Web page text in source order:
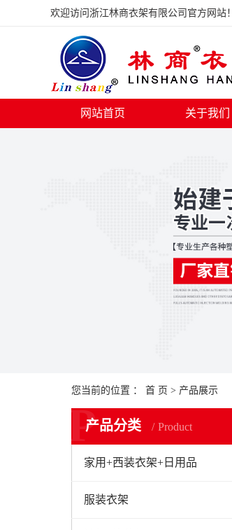
欢迎访问浙江林商衣架有限公司官方网站！
网站首页 关于我们
您当前的位置 ： 首 页 > 产品展示
产品分类 Product
P
家用+西装衣架+日用品
服装衣架